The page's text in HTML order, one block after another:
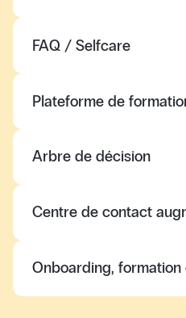
FAQ / Selfcare
Plateforme de
Arbre de décision
Centre de contact
Onboarding,